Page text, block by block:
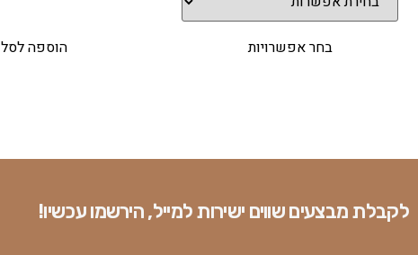
בחר אפשרויות הוספה לסל
לקבלת מבצעים שווים ישירות למייל, הירשמו עכשיו!